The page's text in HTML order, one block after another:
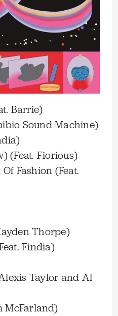
Barrie)
Sound Machine)
(Feat. Fiorious)
Fashion (Feat.
Thorpe)
Findia)
Taylor and Al
McFarland)